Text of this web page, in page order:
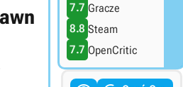
7.7 Gracze
8.8 Steam
7.7 OpenCritic